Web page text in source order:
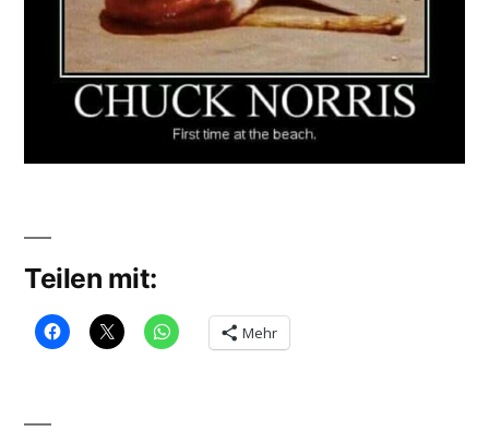
Teilen mit:
Mehr